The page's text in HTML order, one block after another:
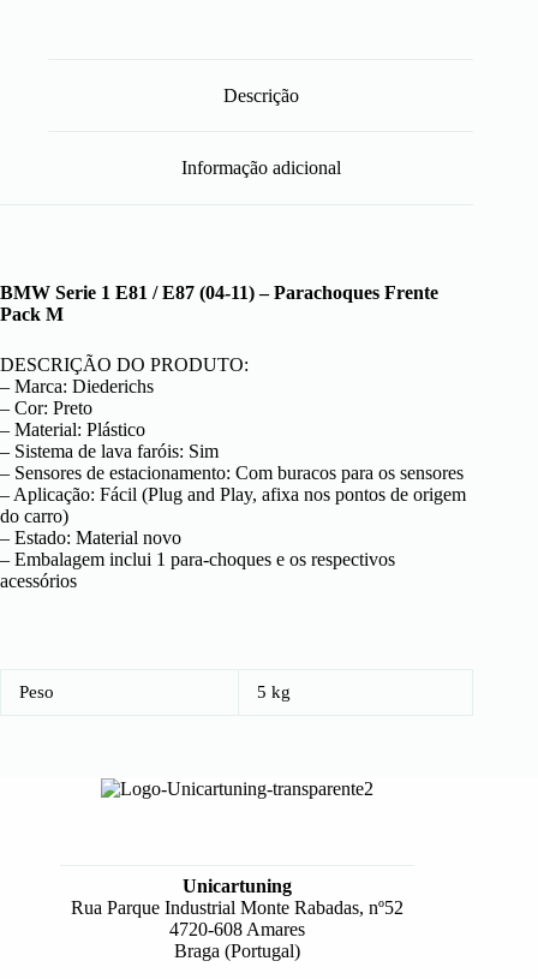
Descrição
Informação adicional
BMW Serie 1 E81 / E87 (04-11) – Parachoques Frente
Pack M
DESCRIÇÃO DO PRODUTO:
– Marca: Diederichs
– Cor: Preto
– Material: Plástico
– Sistema de lava faróis: Sim
– Sensores de estacionamento: Com buracos para os sensores
– Aplicação: Fácil (Plug and Play, afixa nos pontos de origem
do carro)
– Estado: Material novo
– Embalagem inclui 1 para-choques e os respectivos
acessórios
Peso 5 kg
Unicartuning
Rua Parque Industrial Monte Rabadas, nº52
4720-608 Amares
Braga (Portugal)